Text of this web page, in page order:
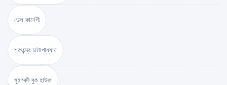
ডেল কার্নেগী
শরৎচন্দ্র চট্টোপাধ্যায়
মুহাম্মদী বুক হাউজ